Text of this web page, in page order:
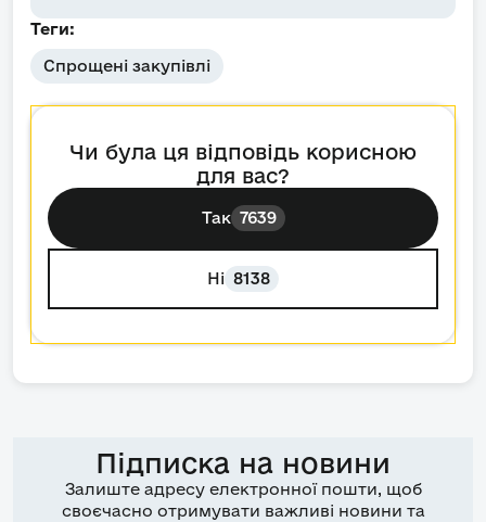
Теги:
Спрощені закупівлі
Чи була ця відповідь корисною
для вас?
Так 7639
Ні 8138
Підписка на новини
Залиште адресу електронної пошти, щоб
своєчасно отримувати важливі новини та